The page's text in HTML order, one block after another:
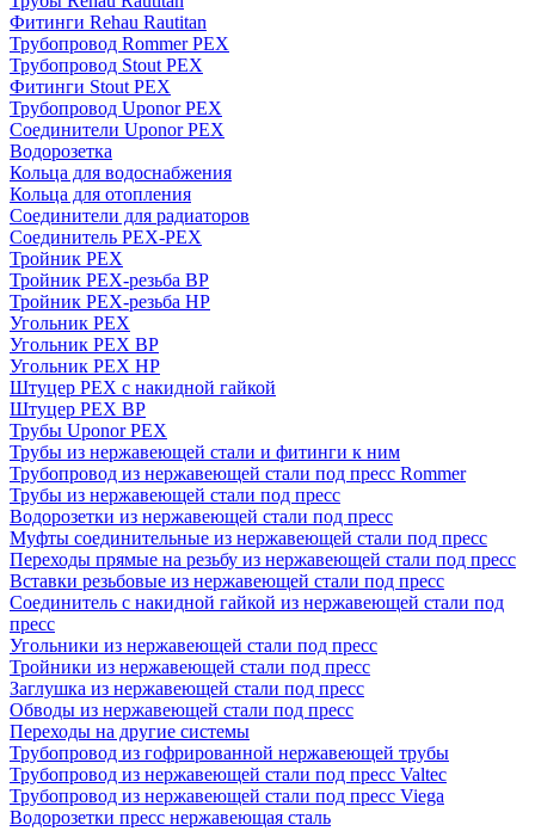
Фитинги Rehau Rautitan
Трубопровод Rommer PEX
Трубопровод Stout PEX
Фитинги Stout PEX
Трубопровод Uponor PEX
Соединители Uponor PEX
Водорозетка
Кольца для водоснабжения
Кольца для отопления
Соединители для радиаторов
Соединитель PEX-PEX
Тройник PEX
Тройник PEX-резьба ВР
Тройник PEX-резьба НР
Угольник PEX
Угольник PEX ВР
Угольник PEX НР
Штуцер PEX c накидной гайкой
Штуцер PEX ВР
Трубы Uponor PEX
Трубы из нержавеющей стали и фитинги к ним
Трубопровод из нержавеющей стали под пресс Rommer
Трубы из нержавеющей стали под пресс
Водорозетки из нержавеющей стали под пресс
Муфты соединительные из нержавеющей стали под пресс
Переходы прямые на резьбу из нержавеющей стали под пресс
Вставки резьбовые из нержавеющей стали под пресс
Соединитель с накидной гайкой из нержавеющей стали под
пресс
Угольники из нержавеющей стали под пресс
Тройники из нержавеющей стали под пресс
Заглушка из нержавеющей стали под пресс
Обводы из нержавеющей стали под пресс
Переходы на другие системы
Трубопровод из гофрированной нержавеющей трубы
Трубопровод из нержавеющей стали под пресс Valtec
Трубопровод из нержавеющей стали под пресс Viega
Водорозетки пресс нержавеющая сталь